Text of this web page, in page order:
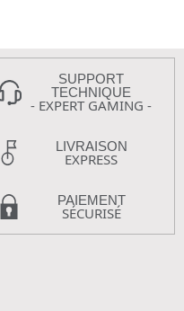
SUPPORT
TECHNIQUE
- EXPERT GAMING -
LIVRAISON
EXPRESS
PAIEMENT
SÉCURISÉ